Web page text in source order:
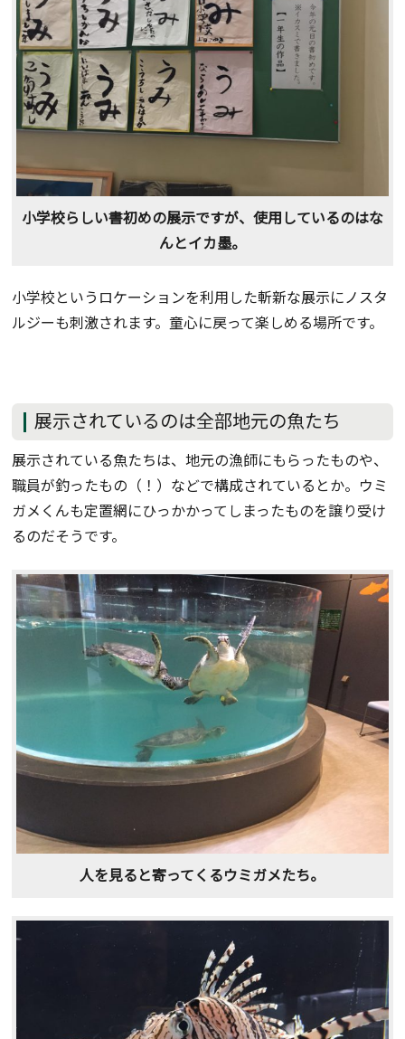
小学校らしい書初めの展示ですが、使用しているのはな
んとイカ墨。
小学校というロケーションを利用した斬新な展示にノスタ
ルジーも刺激されます。童心に戻って楽しめる場所です。
展示されているのは全部地元の魚たち
展示されている魚たちは、地元の漁師にもらったものや、
職員が釣ったもの（！）などで構成されているとか。ウミ
ガメくんも定置網にひっかかってしまったものを譲り受け
るのだそうです。
人を見ると寄ってくるウミガメたち。